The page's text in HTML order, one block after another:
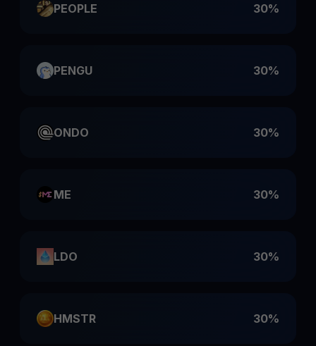
PEOPLE 30%
PENGU 30%
ONDO 30%
ME 30%
LDO 30%
HMSTR 30%